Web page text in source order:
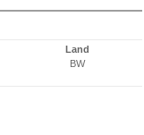
Land
BW